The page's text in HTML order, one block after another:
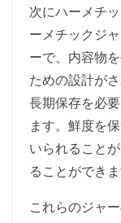
次にハーメチ
ーメチックジ
ーで、内容物
ための設計が
長期保存を必
ます。鮮度を
いられること
ることができま
これらのジャ